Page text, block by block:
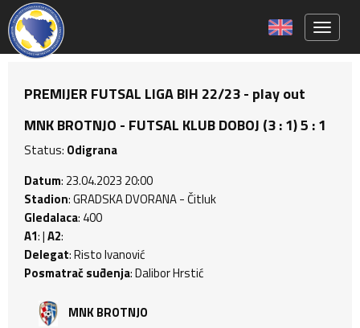
PREMIJER FUTSAL LIGA BIH 22/23 - play out
MNK BROTNJO - FUTSAL KLUB DOBOJ (3 : 1) 5 : 1
Status: Odigrana
Datum: 23.04.2023 20:00
Stadion: GRADSKA DVORANA - Čitluk
Gledalaca: 400
A1: |A2:
Delegat: Risto Ivanović
Posmatrač suđenja: Dalibor Hrstić
MNK BROTNJO